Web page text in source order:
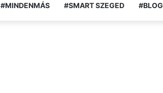
#MINDENMÁS #SMART SZEGED #BLOG